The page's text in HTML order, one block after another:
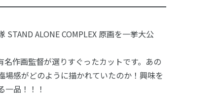
STAND ALONE COMPLEX 原画を一挙大公
名作画監督が選りすぐったカットです。あの
場感がどのように描かれていたのか！興味を
一品！！！